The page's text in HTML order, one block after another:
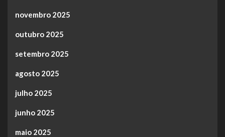
novembro 2025
outubro 2025
setembro 2025
agosto 2025
julho 2025
junho 2025
maio 2025